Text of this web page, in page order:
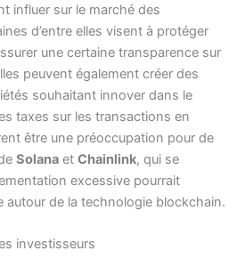
influer sur le marché des
d’entre elles visent à protéger
une certaine transparence sur
peuvent également créer des
souhaitant innover dans le
taxes sur les transactions en
être une préoccupation pour de
Solana et Chainlink, qui se
excessive pourrait
autour de la technologie blockchain.
investisseurs